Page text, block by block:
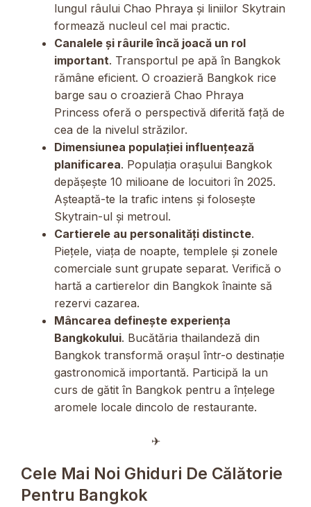
lungul râului Chao Phraya și liniilor Skytrain
formează nucleul cel mai practic.
Canalele și râurile încă joacă un rol
important. Transportul pe apă în Bangkok
rămâne eficient. O croazieră Bangkok rice
barge sau o croazieră Chao Phraya
Princess oferă o perspectivă diferită față de
cea de la nivelul străzilor.
Dimensiunea populației influențează
planificarea. Populația orașului Bangkok
depășește 10 milioane de locuitori în 2025.
Așteaptă-te la trafic intens și folosește
Skytrain-ul și metroul.
Cartierele au personalități distincte.
Piețele, viața de noapte, templele și zonele
comerciale sunt grupate separat. Verifică o
hartă a cartierelor din Bangkok înainte să
rezervi cazarea.
Mâncarea definește experiența
Bangkokului. Bucătăria thailandeză din
Bangkok transformă orașul într-o destinație
gastronomică importantă. Participă la un
curs de gătit în Bangkok pentru a înțelege
aromele locale dincolo de restaurante.
✈︎
Cele Mai Noi Ghiduri De Călătorie
Pentru Bangkok